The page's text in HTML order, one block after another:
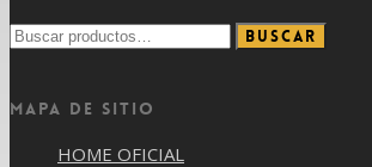
Buscar
por:
Buscar
Mapa de sitio
HOME OFICIAL